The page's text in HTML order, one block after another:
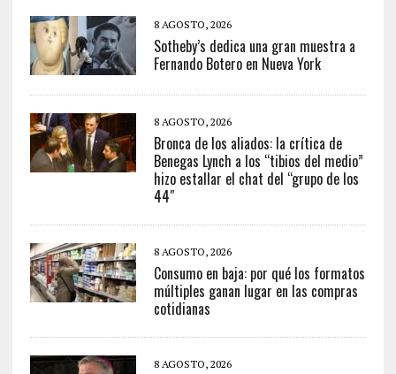
8 AGOSTO, 2026
Sotheby’s dedica una gran muestra a
Fernando Botero en Nueva York
8 AGOSTO, 2026
Bronca de los aliados: la crítica de
Benegas Lynch a los “tibios del medio”
hizo estallar el chat del “grupo de los
44″
8 AGOSTO, 2026
Consumo en baja: por qué los formatos
múltiples ganan lugar en las compras
cotidianas
8 AGOSTO, 2026